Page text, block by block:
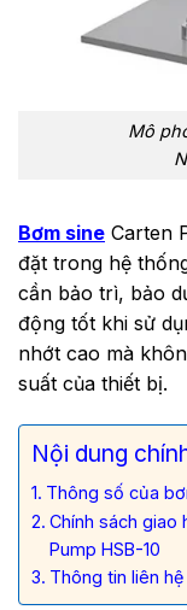
Mô
Bơm sine Carten
đặt trong hệ
cần bảo trì, bảo
động tốt khi sử
nhớt cao mà
suất của thiết bị.
Nội dung
Thông số của
Chính sách giao
Pump HSB-10
Thông tin liên hệ